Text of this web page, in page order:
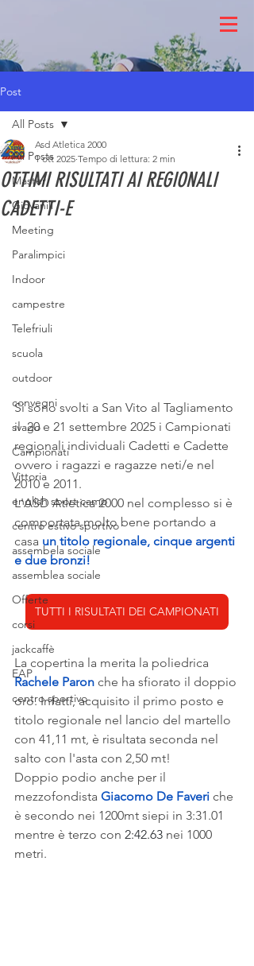
Post
All Posts
Master
Giovanili
Meeting
Paralimpici
Indoor
campestre
Telefriuli
scuola
outdoor
convegni
svago
Campionati
Vittoria
english sport camp
centro estivo sportivo
assembela sociale
assemblea sociale
Offerte
corsi
jackcaffè
EAP
centro sportivo
All Posts
OTTIMI RISULTATI AI REGIONALI
CADETTI-E
Asd Atletica 2000
1 ott 2025 Tempo di lettura: 2 min
Si sono svolti a San Vito al Tagliamento
il  20 e 21 settembre 2025 i Campionati
regionali individuali Cadetti e Cadette
ovvero i ragazzi e ragazze neti/e nel
2010 e 2011.
L'ASD Atletica 2000 nel complesso si è
comportata molto bene portando a
casa un titolo regionale, cinque argenti
e due bronzi!
TUTTI I RISULTATI DEI CAMPIONATI
La copertina la merita la poliedrica
Rachele Paron che ha sfiorato il doppio
oro. Infatti, acquisito il primo posto e
titolo regionale nel lancio del martello
con 41,11 mt, è risultata seconda nel
salto con l'asta con 2,50 mt!
Doppio podio anche per il
mezzofondista Giacomo De Faveri che
è secondo nei 1200mt siepi in 3:31.01
mentre è terzo con 2:42.63 nei 1000
metri.